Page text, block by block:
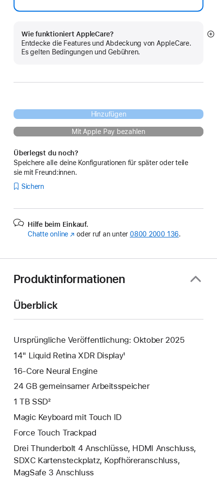
Wie funktioniert AppleCare?
Entdecke die Features und Abdeckung von AppleCare.
Es gelten Bedingungen und Gebühren.
Hinzufügen
Mit Apple Pay bezahlen
Überlegst du noch?
Speichere alle deine Konfigurationen für später oder teile
sie mit Freund:innen.
Sichern
Hilfe beim Einkauf.
Chatte online (Öffnet
oder ruf an unter 0800 2000 136.
Produktinformationen
Überblick
Ursprüngliche Veröffentlichung: Oktober 2025
14" Liquid Retina XDR Display¹
16-Core Neural Engine
24 GB gemeinsamer Arbeits­speicher
1 TB SSD²
Magic Keyboard mit Touch ID
Force Touch Trackpad
Drei Thunderbolt 4 Anschlüsse, HDMI Anschluss,
SDXC Kartensteckplatz, Kopfhörer­anschluss,
MagSafe 3 Anschluss